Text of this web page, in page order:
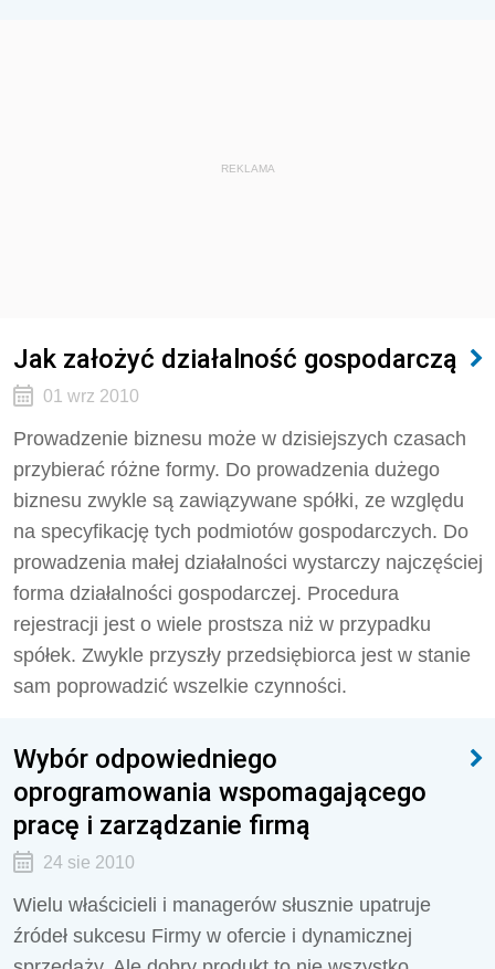
REKLAMA
Jak założyć działalność gospodarczą
01 wrz 2010
Prowadzenie biznesu może w dzisiejszych czasach
przybierać różne formy. Do prowadzenia dużego
biznesu zwykle są zawiązywane spółki, ze względu
na specyfikację tych podmiotów gospodarczych. Do
prowadzenia małej działalności wystarczy najczęściej
forma działalności gospodarczej. Procedura
rejestracji jest o wiele prostsza niż w przypadku
spółek. Zwykle przyszły przedsiębiorca jest w stanie
sam poprowadzić wszelkie czynności.
Wybór odpowiedniego
oprogramowania wspomagającego
pracę i zarządzanie firmą
24 sie 2010
Wielu właścicieli i managerów słusznie upatruje
źródeł sukcesu Firmy w ofercie i dynamicznej